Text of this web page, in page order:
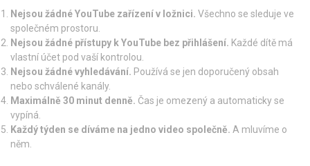
Nejsou žádné YouTube zařízení v ložnici. Všechno se sleduje ve
společném prostoru.
Nejsou žádné přístupy k YouTube bez přihlášení. Každé dítě má
vlastní účet pod vaší kontrolou.
Nejsou žádné vyhledávání. Používá se jen doporučený obsah
nebo schválené kanály.
Maximálně 30 minut denně. Čas je omezený a automaticky se
vypíná.
Každý týden se díváme na jedno video společně. A mluvíme o
něm.